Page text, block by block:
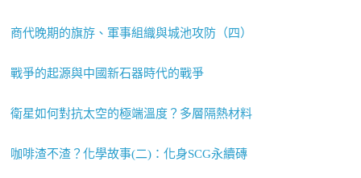
商代晚期的旗斿、軍事組織與城池攻防（四）
戰爭的起源與中國新石器時代的戰爭
衛星如何對抗太空的極端溫度？多層隔熱材料
咖啡渣不渣？化學故事(二)：化身SCG永續磚